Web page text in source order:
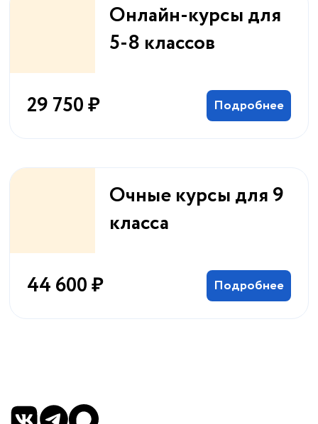
Онлайн-курсы для
5-8 классов
29 750 ₽ Подробнее
Очные курсы для 9
класса
44 600 ₽ Подробнее